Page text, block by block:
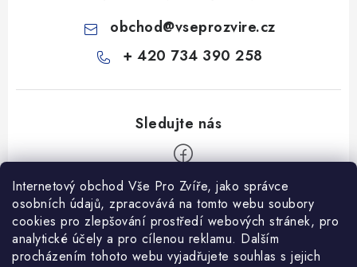
Internetový obchod Vše Pro Zvíře, jako správce
osobních údajů, zpracovává na tomto webu soubory
cookies pro zlepšování prostředí webových stránek, pro
analytické účely a pro cílenou reklamu. Dalším
procházením tohoto webu vyjadřujete souhlas s jejich
obchod@vseprozvire.cz
+ 420 734 390 258
Informace pro Vás